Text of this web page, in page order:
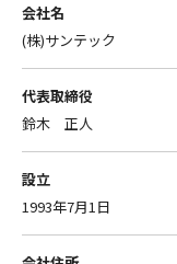
会社名
(株)サンテック
代表取締役
鈴木 正人
設立
1993年7月1日